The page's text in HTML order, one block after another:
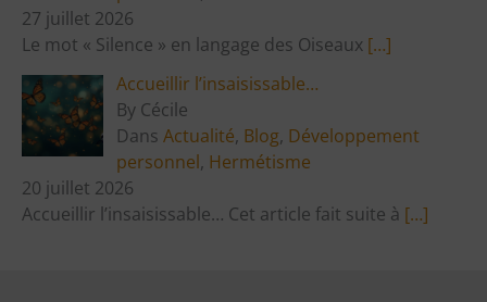
27 juillet 2026
Le mot « Silence » en langage des Oiseaux […]
Accueillir l’insaisissable…
By Cécile
Dans Actualité, Blog, Développement
personnel, Hermétisme
20 juillet 2026
Accueillir l’insaisissable… Cet article fait suite à […]